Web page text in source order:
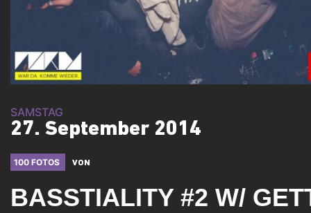
SAMSTAG
27. September 2014
100 FOTOS VON
BASSTIALITY #2 W/